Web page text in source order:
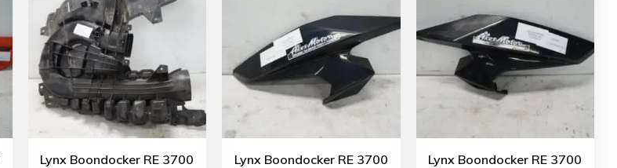
Lynx Boondocker RE 3700
Lynx Boondocker RE 3700
Lynx Boondocker RE 3700